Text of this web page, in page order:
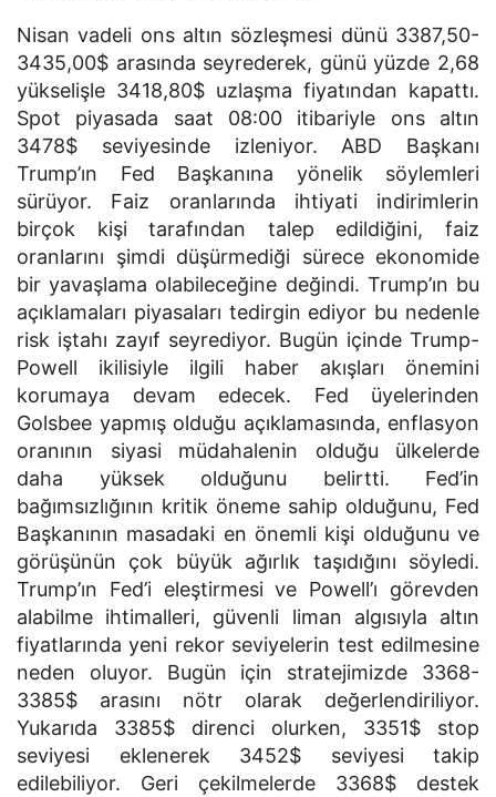
Nisan vadeli ons altın sözleşmesi dünü 3387,50-
3435,00$ arasında seyrederek, günü yüzde 2,68
yükselişle 3418,80$ uzlaşma fiyatından kapattı.
Spot piyasada saat 08:00 itibariyle ons altın
3478$ seviyesinde izleniyor. ABD Başkanı
Trump’ın Fed Başkanına yönelik söylemleri
sürüyor. Faiz oranlarında ihtiyati indirimlerin
birçok kişi tarafından talep edildiğini, faiz
oranlarını şimdi düşürmediği sürece ekonomide
bir yavaşlama olabileceğine değindi. Trump’ın bu
açıklamaları piyasaları tedirgin ediyor bu nedenle
risk iştahı zayıf seyrediyor. Bugün içinde Trump-
Powell ikilisiyle ilgili haber akışları önemini
korumaya devam edecek. Fed üyelerinden
Golsbee yapmış olduğu açıklamasında, enflasyon
oranının siyasi müdahalenin olduğu ülkelerde
daha yüksek olduğunu belirtti. Fed’in
bağımsızlığının kritik öneme sahip olduğunu, Fed
Başkanının masadaki en önemli kişi olduğunu ve
görüşünün çok büyük ağırlık taşıdığını söyledi.
Trump’ın Fed’i eleştirmesi ve Powell’ı görevden
alabilme ihtimalleri, güvenli liman algısıyla altın
fiyatlarında yeni rekor seviyelerin test edilmesine
neden oluyor. Bugün için stratejimizde 3368-
3385$ arasını nötr olarak değerlendiriliyor.
Yukarıda 3385$ direnci olurken, 3351$ stop
seviyesi eklenerek 3452$ seviyesi takip
edilebiliyor. Geri çekilmelerde 3368$ destek